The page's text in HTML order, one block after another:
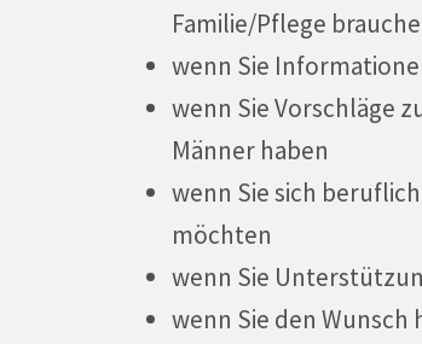
Familie/Pflege
wenn Sie
wenn Sie Vorschläge
Männer haben
wenn Sie sich
möchten
wenn Sie
wenn Sie den